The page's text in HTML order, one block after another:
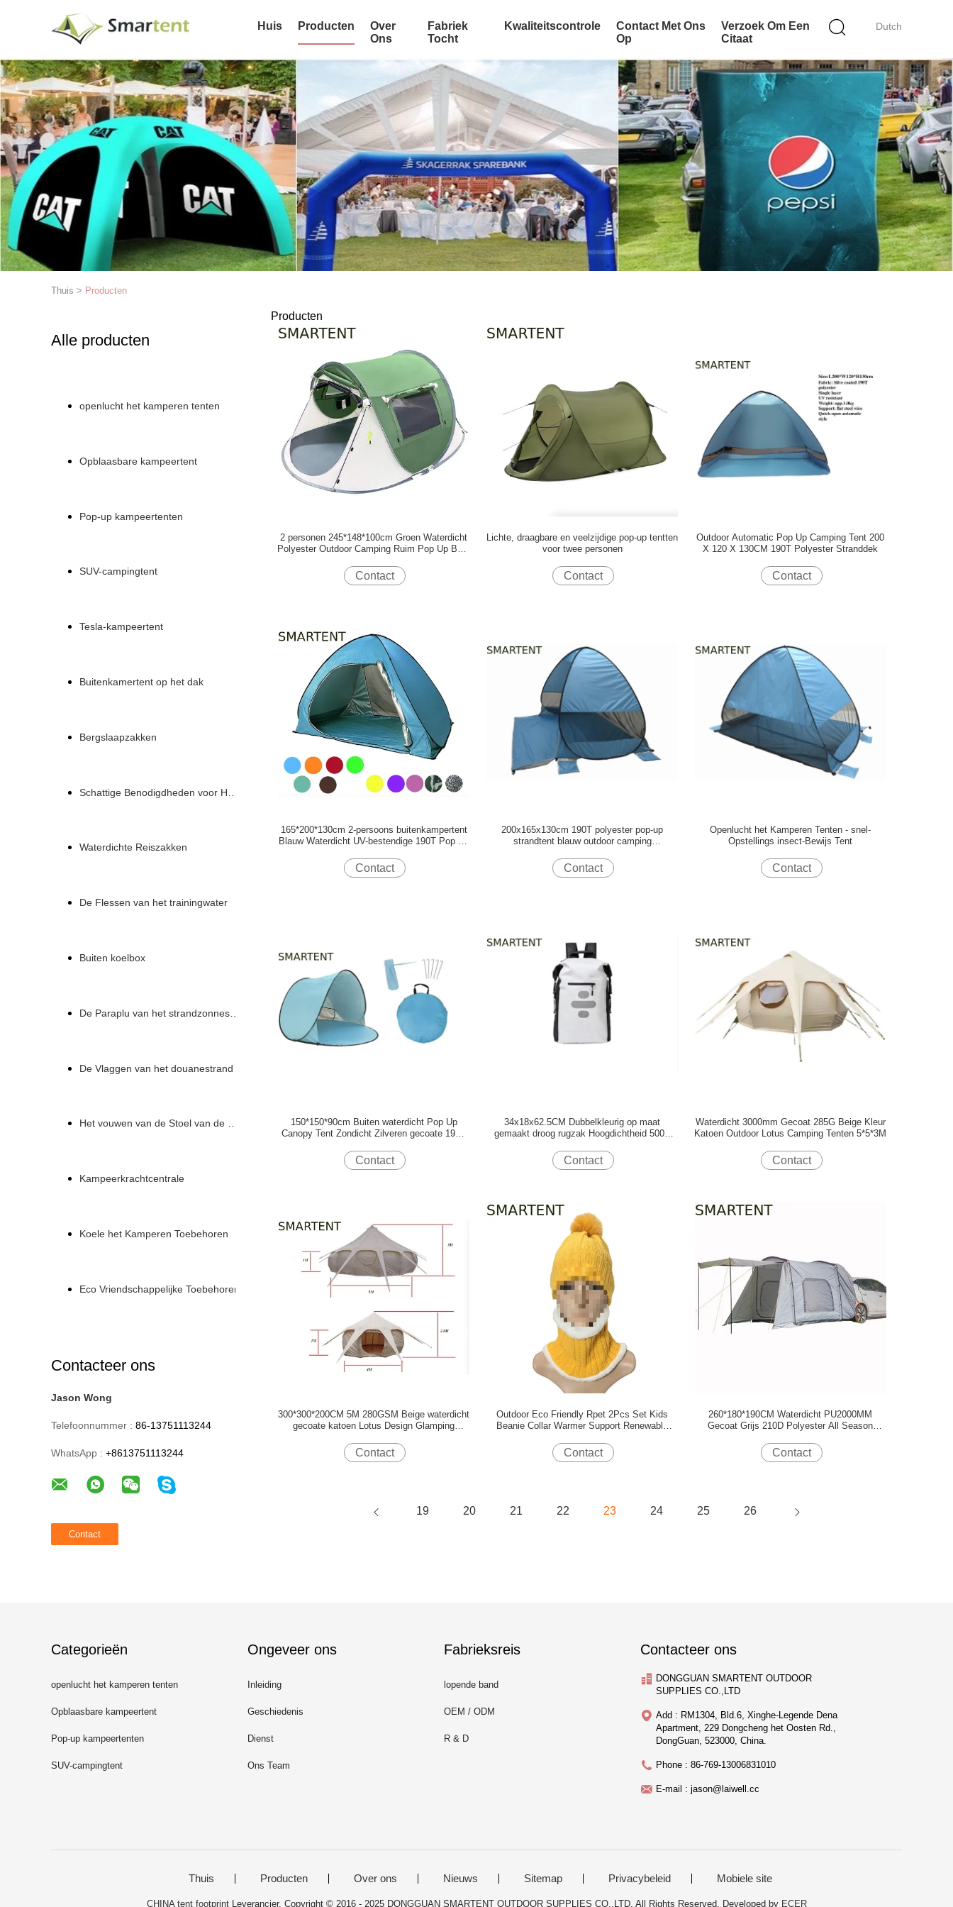
Dutch
Huis Producten
Over
Ons
Fabriek
Tocht
Kwaliteitscontrole
Contact Met Ons
Op
Verzoek Om Een
Citaat
Thuis > Producten
Alle producten
openlucht het kamperen tenten
Opblaasbare kampeertent
Pop-up kampeertenten
SUV-campingtent
Tesla-kampeertent
Buitenkamertent op het dak
Bergslaapzakken
Schattige Benodigdheden voor Huisdieren
Waterdichte Reiszakken
De Flessen van het trainingwater
Buiten koelbox
De Paraplu van het strandzonnescherm
De Vlaggen van het douanestrand
Het vouwen van de Stoel van de Strandzitkamer
Kampeerkrachtcentrale
Koele het Kamperen Toebehoren
Eco Vriendschappelijke Toebehoren
Contacteer ons
Jason Wong
Telefoonnummer : 86-13751113244
WhatsApp : +8613751113244
Producten
2 personen 245*148*100cm Groen Waterdicht
Polyester Outdoor Camping Ruim Pop Up Boat
Contact
Lichte, draagbare en veelzijdige pop-up tentten
voor twee personen
Contact
Outdoor Automatic Pop Up Camping Tent 200
X 120 X 130CM 190T Polyester Stranddek
Contact
165*200*130cm 2-persoons buitenkampertent
Blauw Waterdicht UV-bestendige 190T Pop Up
Contact
200x165x130cm 190T polyester pop-up
strandtent blauw outdoor camping
Contact
Openlucht het Kamperen Tenten - snel-
Opstellings insect-Bewijs Tent
Contact
150*150*90cm Buiten waterdicht Pop Up
Canopy Tent Zondicht Zilveren gecoate 190T
Contact
34x18x62.5CM Dubbelkleurig op maat
gemaakt droog rugzak Hoogdichtheid 500D
Contact
Waterdicht 3000mm Gecoat 285G Beige Kleur
Katoen Outdoor Lotus Camping Tenten 5*5*3M
Contact
300*300*200CM 5M 280GSM Beige waterdicht
gecoate katoen Lotus Design Glamping
Contact
Outdoor Eco Friendly Rpet 2Pcs Set Kids
Beanie Collar Warmer Support Renewable
Contact
260*180*190CM Waterdicht PU2000MM
Gecoat Grijs 210D Polyester All Season
Vensters
Contact
19 20 21 22 23 24 25 26
Categorieën
openlucht het kamperen tenten
Opblaasbare kampeertent
Pop-up kampeertenten
SUV-campingtent
Ongeveer ons
Inleiding
Geschiedenis
Dienst
Ons Team
Fabrieksreis
lopende band
OEM / ODM
R & D
Contacteer ons
DONGGUAN SMARTENT OUTDOOR
SUPPLIES CO.,LTD
Add : RM1304, Bld.6, Xinghe-Legende Dena
Apartment, 229 Dongcheng het Oosten Rd.,
DongGuan, 523000, China.
Phone : 86-769-13006831010
E-mail : jason@laiwell.cc
Thuis Producten Over ons Nieuws Sitemap Privacybeleid Mobiele site
CHINA tent footprintLeverancier. Copyright © 2016 - 2025 DONGGUAN SMARTENT OUTDOOR SUPPLIES CO.,LTD. All Rights Reserved. Developed by ECER